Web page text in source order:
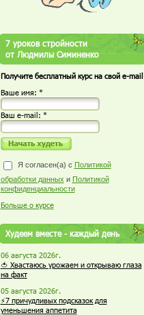
7 уроков стройности
от Людмилы Симиненко
Получите бесплатный курс на свой e-mail
Ваше имя: *
Ваш е-mail: *
Я согласен(а) с Политикой
обработки данных и Политикой
конфиденциальности
Больше о курсе
Худеем вместе - каждый день
06 августа 2026г.
🍅 Хвастаюсь урожаем и открываю глаза
на факт
05 августа 2026г.
⚡7 причудливых подсказок для
уменьшения аппетита